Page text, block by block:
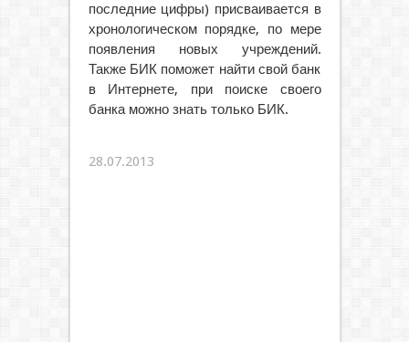
последние цифры) присваивается в
хронологическом порядке, по мере
появления новых учреждений.
Также БИК поможет найти свой банк
в Интернете, при поиске своего
банка можно знать только БИК.
28.07.2013